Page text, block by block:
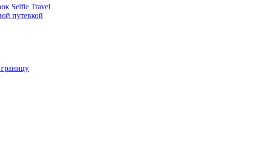
Selfie Travel
путевкой